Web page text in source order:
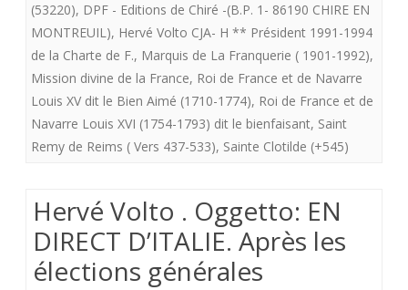
(53220), DPF - Editions de Chiré -(B.P. 1- 86190 CHIRE EN
MONTREUIL), Hervé Volto CJA- H ** Président 1991-1994
de la Charte de F., Marquis de La Franquerie ( 1901-1992),
Mission divine de la France, Roi de France et de Navarre
Louis XV dit le Bien Aimé (1710-1774), Roi de France et de
Navarre Louis XVI (1754-1793) dit le bienfaisant, Saint
Remy de Reims ( Vers 437-533), Sainte Clotilde (+545)
Hervé Volto . Oggetto: EN
DIRECT D’ITALIE. Après les
élections générales